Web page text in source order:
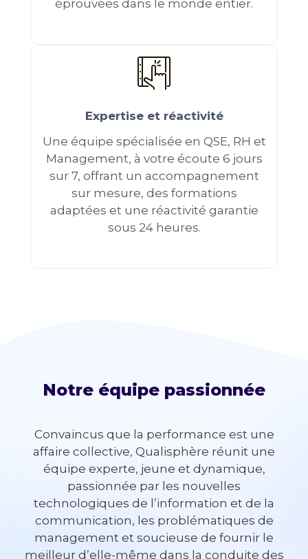
éprouvées dans le monde entier.
Expertise et réactivité
Une équipe spécialisée en QSE, RH et
Management, à votre écoute 6 jours
sur 7, offrant un accompagnement
sur mesure, des formations
adaptées et une réactivité garantie
sous 24 heures.
Notre équipe passionnée
Convaincus que la performance est une
affaire collective, Qualisphère réunit une
équipe experte, jeune et dynamique,
passionnée par les nouvelles
technologiques de l’information et de la
communication, les problématiques de
management et soucieuse de fournir le
meilleur d’elle-même dans la conduite des